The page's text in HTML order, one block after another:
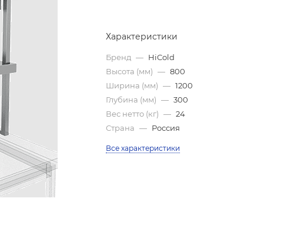
Характеристики
Бренд — HiCold
Высота (мм) — 800
Ширина (мм) — 1200
Глубина (мм) — 300
Вес нетто (кг) — 24
Страна — Россия
Все характеристики